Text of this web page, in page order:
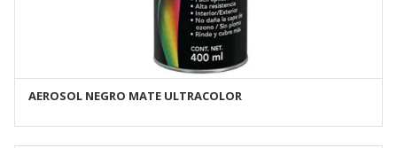
AÑADIR AL CARRITO
AEROSOL NEGRO MATE ULTRACOLOR